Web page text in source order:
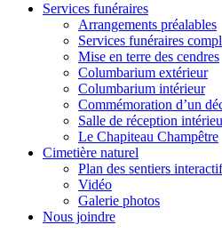
Services funéraires
Arrangements préalables
Services funéraires
Mise en terre des cendres
Columbarium extérieur
Columbarium intérieur
Commémoration d’un
Salle de réception
Le Chapiteau Champêtre
Cimetière naturel
Plan des sentiers interactif
Vidéo
Galerie photos
Nous joindre